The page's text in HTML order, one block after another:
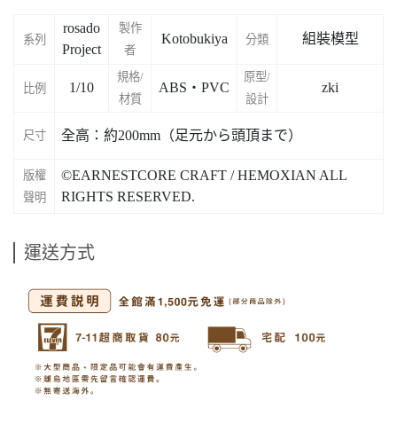
系列
rosado
Project
製作
者
Kotobukiya 分類 組裝模型
比例 1/10
規格/
材質
ABS・PVC
原型/
設計
zki
尺寸 全高：約200mm（足元から頭頂まで）
版權
聲明
©EARNESTCORE CRAFT / HEMOXIAN ALL
RIGHTS RESERVED.
運送方式